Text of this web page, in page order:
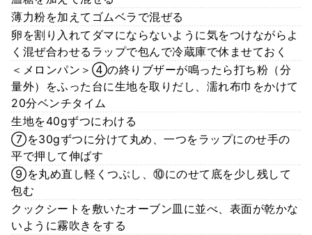
薄力粉を加えてゴムベラで混ぜる
卵を割り入れてダマにならないように気をつけながらよ
く混ぜ合わせるラップで包んで冷蔵庫で休ませておく
＜メロンパン＞④の終りブザーが鳴ったら打ち粉（分
量外）をふった台に生地を取りだし、濡れ布巾をかけて
20分ベンチタイム
生地を40gずつにわける
⑦を30gずつに分けて丸め、一つをラップにのせ手の
平で押して伸ばす
⑨を丸め直し軽くつぶし、⑩にのせて底を少し残して
包む
クックシートを敷いたオーブン皿に並べ、表面が乾かな
いように霧吹きをする